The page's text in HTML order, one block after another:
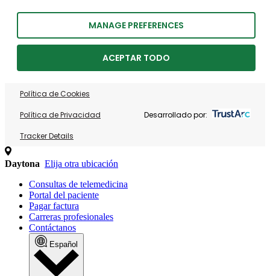
MANAGE PREFERENCES
ACEPTAR TODO
Política de Cookies
Política de Privacidad
Tracker Details
Desarrollado por:
Daytona Elija otra ubicación
Consultas de telemedicina
Portal del paciente
Pagar factura
Carreras profesionales
Contáctanos
Español